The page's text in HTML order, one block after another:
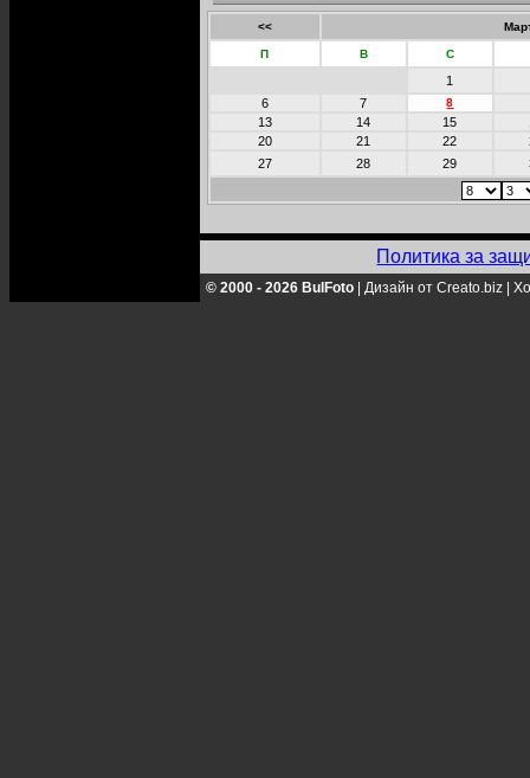
<<
П В С
1
6
7 8
13 14 15
20
21 22
27
28 29
Политика за
© 2000 - 2026 BulFoto Дизайн от Creato.biz